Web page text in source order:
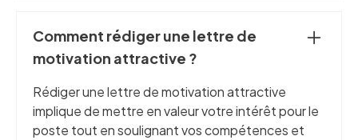
Comment rédiger une lettre de
motivation attractive ?
Rédiger une lettre de motivation attractive
implique de mettre en valeur votre intérêt pour le
poste tout en soulignant vos compétences et